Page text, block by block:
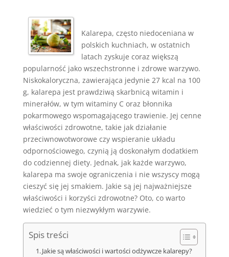
Kalarepa, często niedoceniana w
polskich kuchniach, w ostatnich
latach zyskuje coraz większą
popularność jako wszechstronne i zdrowe warzywo.
Niskokaloryczna, zawierająca jedynie 27 kcal na 100
g, kalarepa jest prawdziwą skarbnicą witamin i
minerałów, w tym witaminy C oraz błonnika
pokarmowego wspomagającego trawienie. Jej cenne
właściwości zdrowotne, takie jak działanie
przeciwnowotworowe czy wspieranie układu
odpornościowego, czynią ją doskonałym dodatkiem
do codziennej diety. Jednak, jak każde warzywo,
kalarepa ma swoje ograniczenia i nie wszyscy mogą
cieszyć się jej smakiem. Jakie są jej najważniejsze
właściwości i korzyści zdrowotne? Oto, co warto
wiedzieć o tym niezwykłym warzywie.
Spis treści
Jakie są właściwości i wartości odżywcze kalarepy?